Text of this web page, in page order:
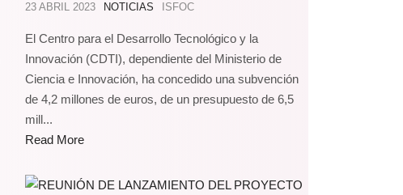
23 ABRIL 2023 NOTICIAS ISFOC
El Centro para el Desarrollo Tecnológico y la
Innovación (CDTI), dependiente del Ministerio de
Ciencia e Innovación, ha concedido una subvención
de 4,2 millones de euros, de un presupuesto de 6,5
mill...
Read More